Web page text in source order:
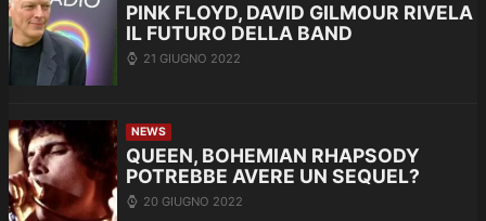
PINK FLOYD, DAVID GILMOUR RIVELA
IL FUTURO DELLA BAND
21 GIUGNO 2022
NEWS
QUEEN, BOHEMIAN RHAPSODY
POTREBBE AVERE UN SEQUEL?
20 GIUGNO 2022